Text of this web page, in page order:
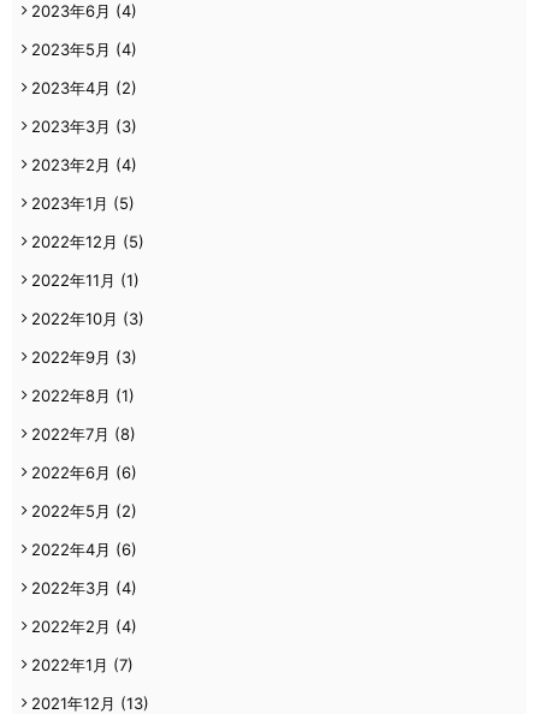
2023年6月 (4)
2023年5月 (4)
2023年4月 (2)
2023年3月 (3)
2023年2月 (4)
2023年1月 (5)
2022年12月 (5)
2022年11月 (1)
2022年10月 (3)
2022年9月 (3)
2022年8月 (1)
2022年7月 (8)
2022年6月 (6)
2022年5月 (2)
2022年4月 (6)
2022年3月 (4)
2022年2月 (4)
2022年1月 (7)
2021年12月 (13)